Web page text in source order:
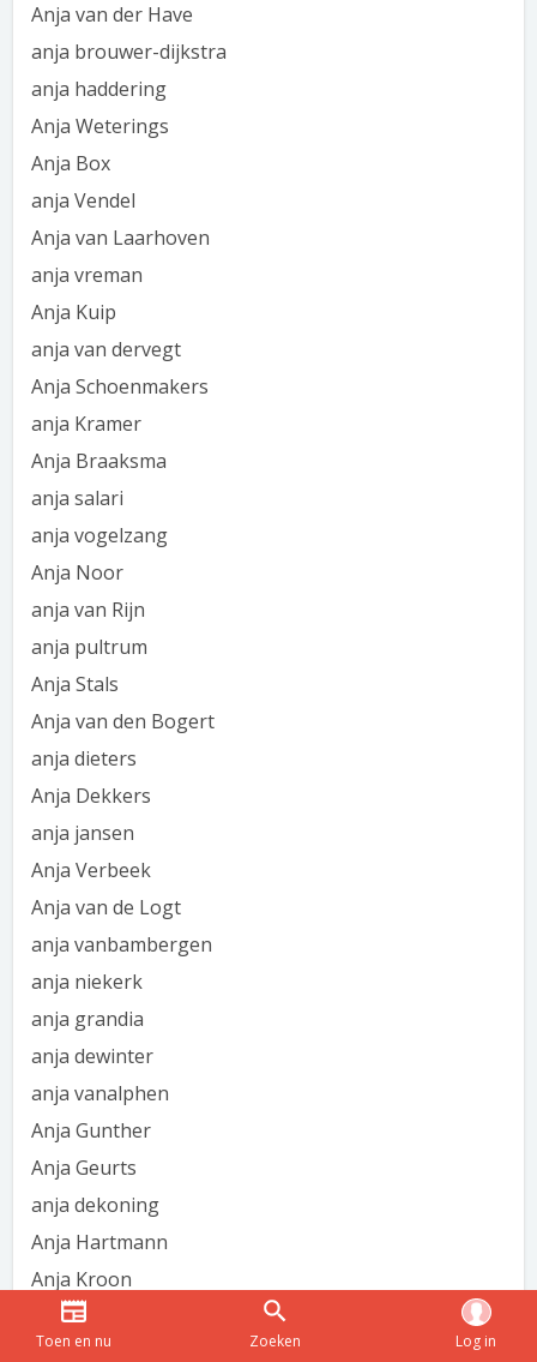
Anja van der Have
anja brouwer-dijkstra
anja haddering
Anja Weterings
Anja Box
anja Vendel
Anja van Laarhoven
anja vreman
Anja Kuip
anja van dervegt
Anja Schoenmakers
anja Kramer
Anja Braaksma
anja salari
anja vogelzang
Anja Noor
anja van Rijn
anja pultrum
Anja Stals
Anja van den Bogert
anja dieters
Anja Dekkers
anja jansen
Anja Verbeek
Anja van de Logt
anja vanbambergen
anja niekerk
anja grandia
anja dewinter
anja vanalphen
Anja Gunther
Anja Geurts
anja dekoning
Anja Hartmann
Anja Kroon
anja verweij
Anja Heeren van Dort
Toen en nu Zoeken Log in